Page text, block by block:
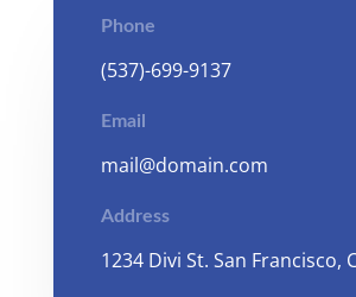
Phone
(537)-699-9137
Email
mail@domain.com
Address
1234 Divi St. San Francisco,